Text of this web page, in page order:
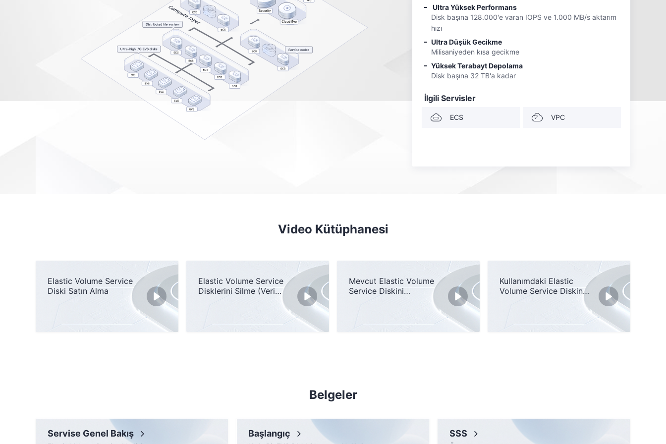
Ultra Yüksek Performans
Disk başına 128.000'e varan IOPS ve 1.000 MB/s aktarım
hızı
Ultra Düşük Gecikme
Milisaniyeden kısa gecikme
Yüksek Terabayt Depolama
Disk başına 32 TB'a kadar
İlgili Servisler
ECS VPC
Video Kütüphanesi
Elastic Volume Service
Diski Satın Alma
Elastic Volume Service
Disklerini Silme (Veri
Mevcut Elastic Volume
Service Diskini
Kullanımdaki Elastic
Volume Service Diskini
Belgeler
Servise Genel Bakış Başlangıç SSS